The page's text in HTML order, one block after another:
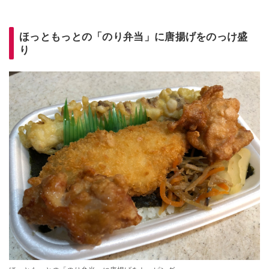
ほっともっとの「のり弁当」に唐揚げをのっけ盛
り